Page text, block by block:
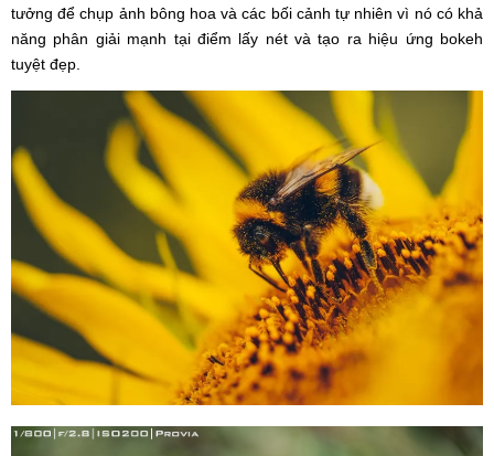
tưởng để chụp ảnh bông hoa và các bối cảnh tự nhiên vì nó có khả
năng phân giải mạnh tại điểm lấy nét và tạo ra hiệu ứng bokeh
tuyệt đẹp.